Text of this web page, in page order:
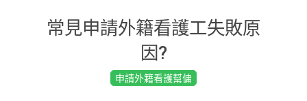
常見申請外籍看護工失敗原
因?
申請外籍看護幫傭